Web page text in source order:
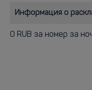
Информация о
0 RUB за номер за